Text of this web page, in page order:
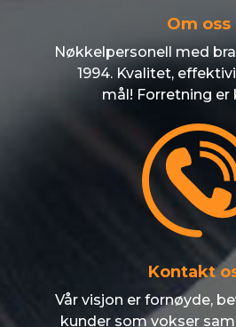
Om oss
Nøkkelpersonell med
1994. Kvalitet,
mål! Forretning er
Kontakt
Vår visjon er fornøyde,
kunder som vokser